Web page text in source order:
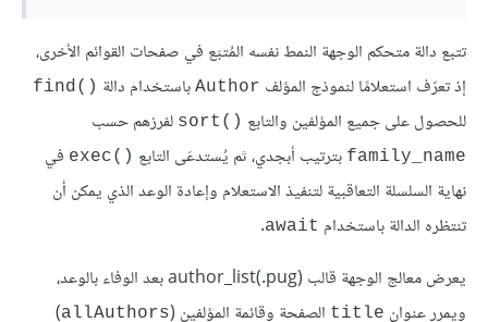
تتبع دالة متحكم الوجهة النمط نفسه المُتبَع في صفحات القوائم الأخرى،
إذ تعرّف استعلامًا لنموذج المؤلف Author باستخدام دالة find()‎
للحصول على جميع المؤلفين والتابع sort()‎ لفرزهم حسب
family_name بترتيب أبجدي، ثم يُستدعَى التابع exec()‎ في
نهاية السلسلة التعاقبية لتنفيذ الاستعلام وإعادة الوعد الذي يمكن أن
تنتظره الدالة باستخدام await
.
يعرض معالج الوجهة قالب author_list(.pug)‎ بعد الوفاء بالوعد،
ويمرر عنوان title الصفحة وقائمة المؤلفين (allAuthors
)